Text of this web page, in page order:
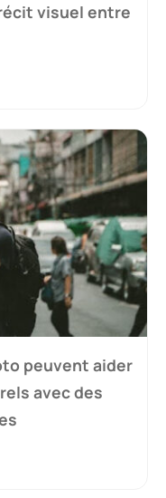
visuel entre
peuvent aider
avec des